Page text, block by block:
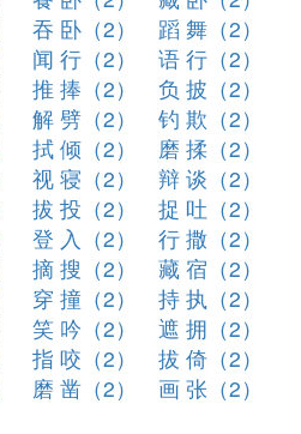
吞 卧（2）
蹈 舞（2）
闻 行（2）
语 行（2）
推 捧（2）
负 披（2）
解 劈（2）
钓 欺（2）
拭 倾（2）
磨 揉（2）
视 寝（2）
辩 谈（2）
拔 投（2）
捉 吐（2）
登 入（2）
行 撒（2）
摘 搜（2）
藏 宿（2）
穿 撞（2）
持 执（2）
笑 吟（2）
遮 拥（2）
指 咬（2）
拔 倚（2）
磨 凿（2）
画 张（2）